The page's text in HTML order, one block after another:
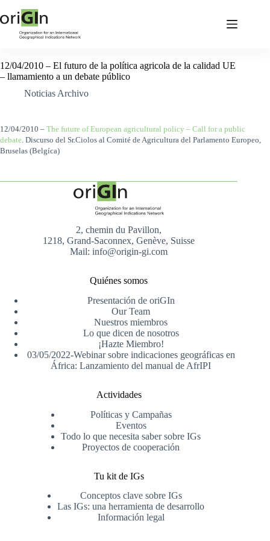
12/04/2010 – El futuro de la política agricola de la calidad UE
– llamamiento a un debate público
Noticias Archivo
12/04/2010 – The future of European agricultural policy – Call for a public
debate. Discurso del Sr.Ciolos al Comité de Agricultura del Parlamento Europeo,
Bruselas (Belgíca)
2, chemin du Pavillon,
1218, Grand-Saconnex, Genève, Suisse
Mail: info@origin-gi.com
Quiénes somos
Presentación de oriGIn
Our Team
Nuestros miembros
Lo que dicen de nosotros
¡Hazte Miembro!
03/05/2022-Webinar sobre indicaciones geográficas en
África: Lanzamiento del manual de AfrIPI
Actividades
Políticas y Campañas
Eventos
Todo lo que necesita saber sobre IGs
Proyectos de cooperación
Tu kit de IGs
Conceptos clave sobre IGs
Las IGs: una herramienta de desarrollo
Información legal